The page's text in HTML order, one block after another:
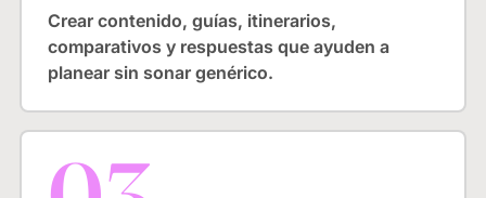
Crear contenido, guías, itinerarios,
comparativos y respuestas que ayuden a
planear sin sonar genérico.